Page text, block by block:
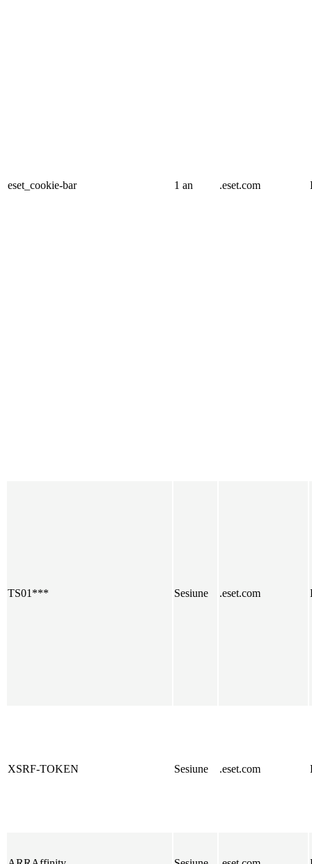
eset_cookie-bar 1 an .eset.com
TS01*** Sesiune .eset.com
XSRF-TOKEN Sesiune .eset.com